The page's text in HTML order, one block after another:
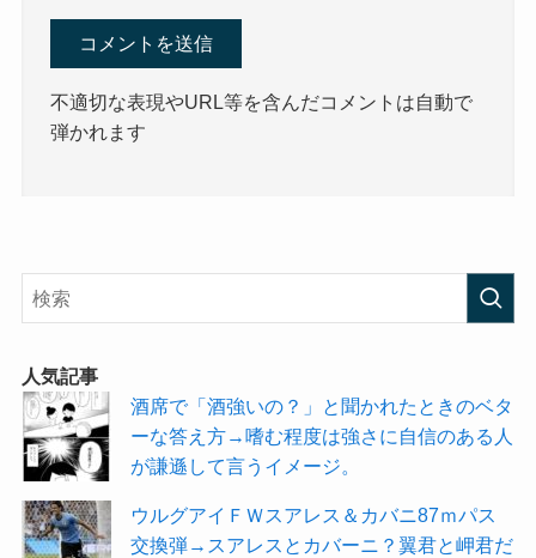
不適切な表現やURL等を含んだコメントは自動で
弾かれます
人気記事
酒席で「酒強いの？」と聞かれたときのベタ
ーな答え方→嗜む程度は強さに自信のある人
が謙遜して言うイメージ。
ウルグアイＦＷスアレス＆カバニ87ｍパス
交換弾→スアレスとカバーニ？翼君と岬君だ